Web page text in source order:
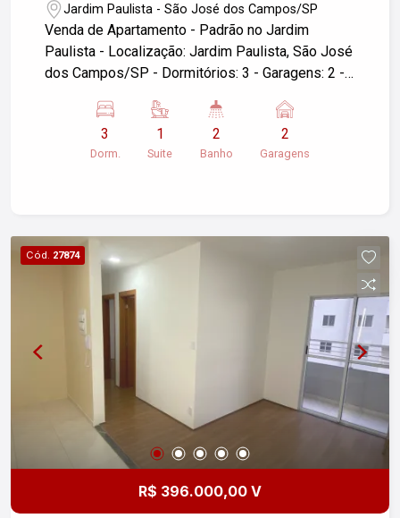
Jardim Paulista - São José dos Campos/SP
Venda de Apartamento - Padrão no Jardim
Paulista - Localização: Jardim Paulista, São José
dos Campos/SP - Dormitórios: 3 - Garagens: 2 -
agendar uma visita, entre em contato!
3
Dorm.
1
Suite
2
Banho
2
Garagens
Cód. 27874
R$ 396.000,00 V